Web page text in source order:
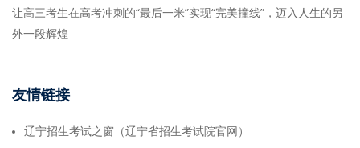
让高三考生在高考冲刺的“最后一米”实现“完美撞线”，迈入人生的另
外一段辉煌
友情链接
辽宁招生考试之窗（辽宁省招生考试院官网）